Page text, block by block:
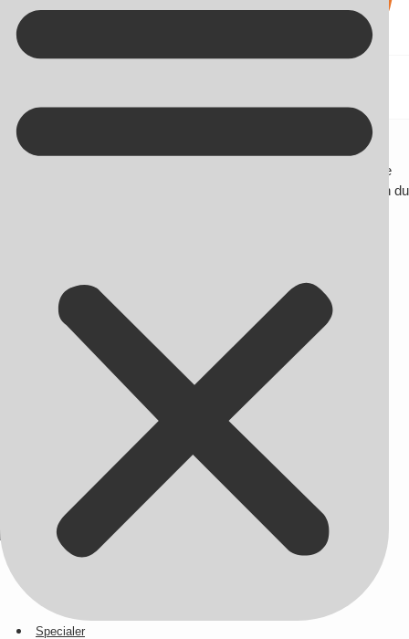
Kontakt på +45 70 13 63 23
Specialer
Strukturerede data
Her finder du blogindlæg om SEO og andre nyheder omhandlende
online markedsføring. Du får desuden gode råd og tips til, hvordan du
Strukturerede data er blevet nemmere
5 simple trin til en SEO-optimeret webshop
Læs mere »